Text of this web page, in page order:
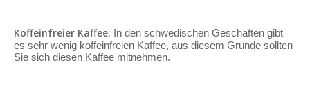
Koffeinfreier Kaffee: In den schwedischen Geschäften gibt
es sehr wenig koffeinfreien Kaffee, aus diesem Grunde sollten
Sie sich diesen Kaffee mitnehmen.